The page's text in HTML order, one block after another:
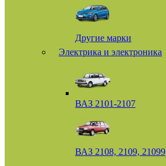
Другие марки
Электрика и электроника
ВАЗ 2101-2107
ВАЗ 2108, 2109, 21099